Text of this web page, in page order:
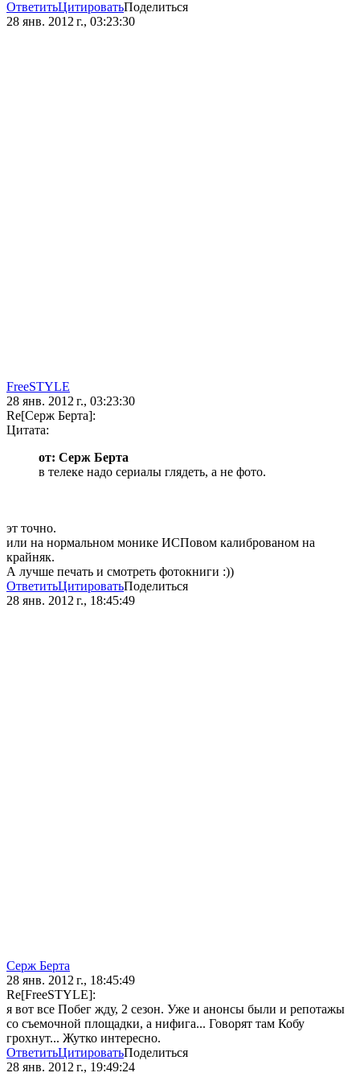
ОтветитьЦитироватьПоделиться
28 янв. 2012 г., 03:23:30
FreeSTYLE
28 янв. 2012 г., 03:23:30
Re[Серж Берта]:
Цитата:
от: Серж Берта
в телеке надо сериалы глядеть, а не фото.
эт точно.
или на нормальном монике ИСПовом калиброваном на
крайняк.
А лучше печать и смотреть фотокниги :))
ОтветитьЦитироватьПоделиться
28 янв. 2012 г., 18:45:49
Серж Берта
28 янв. 2012 г., 18:45:49
Re[FreeSTYLE]:
я вот все Побег жду, 2 сезон. Уже и анонсы были и репотажы
со съемочной площадки, а нифига... Говорят там Кобу
грохнут... Жутко интересно.
ОтветитьЦитироватьПоделиться
28 янв. 2012 г., 19:49:24